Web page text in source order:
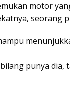
motor
seorang
punya dia,